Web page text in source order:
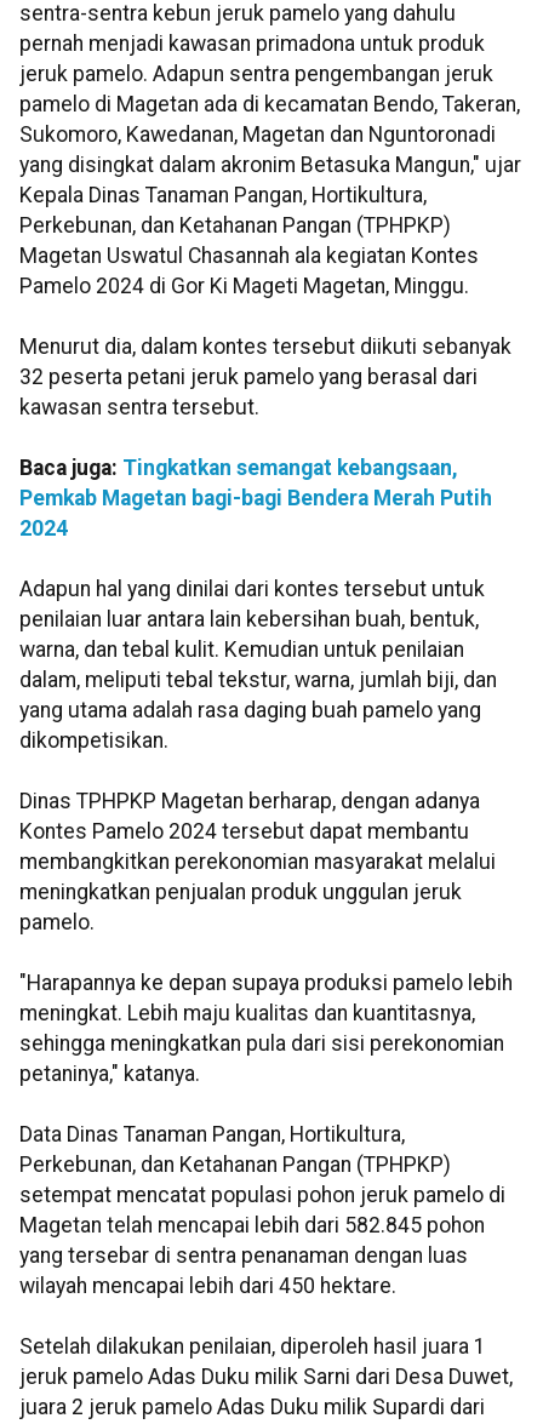
sentra-sentra kebun jeruk pamelo yang dahulu
pernah menjadi kawasan primadona untuk produk
jeruk pamelo. Adapun sentra pengembangan jeruk
pamelo di Magetan ada di kecamatan Bendo, Takeran,
Sukomoro, Kawedanan, Magetan dan Nguntoronadi
yang disingkat dalam akronim Betasuka Mangun," ujar
Kepala Dinas Tanaman Pangan, Hortikultura,
Perkebunan, dan Ketahanan Pangan (TPHPKP)
Magetan Uswatul Chasannah ala kegiatan Kontes
Pamelo 2024 di Gor Ki Mageti Magetan, Minggu.
Menurut dia, dalam kontes tersebut diikuti sebanyak
32 peserta petani jeruk pamelo yang berasal dari
kawasan sentra tersebut.
Baca juga: Tingkatkan semangat kebangsaan,
Pemkab Magetan bagi-bagi Bendera Merah Putih
2024
Adapun hal yang dinilai dari kontes tersebut untuk
penilaian luar antara lain kebersihan buah, bentuk,
warna, dan tebal kulit. Kemudian untuk penilaian
dalam, meliputi tebal tekstur, warna, jumlah biji, dan
yang utama adalah rasa daging buah pamelo yang
dikompetisikan.
Dinas TPHPKP Magetan berharap, dengan adanya
Kontes Pamelo 2024 tersebut dapat membantu
membangkitkan perekonomian masyarakat melalui
meningkatkan penjualan produk unggulan jeruk
pamelo.
"Harapannya ke depan supaya produksi pamelo lebih
meningkat. Lebih maju kualitas dan kuantitasnya,
sehingga meningkatkan pula dari sisi perekonomian
petaninya," katanya.
Data Dinas Tanaman Pangan, Hortikultura,
Perkebunan, dan Ketahanan Pangan (TPHPKP)
setempat mencatat populasi pohon jeruk pamelo di
Magetan telah mencapai lebih dari 582.845 pohon
yang tersebar di sentra penanaman dengan luas
wilayah mencapai lebih dari 450 hektare.
Setelah dilakukan penilaian, diperoleh hasil juara 1
jeruk pamelo Adas Duku milik Sarni dari Desa Duwet,
juara 2 jeruk pamelo Adas Duku milik Supardi dari